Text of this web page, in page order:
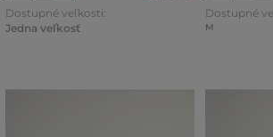
Dostupné veľkosti:
Jedna veľkosť
Dostupné
M